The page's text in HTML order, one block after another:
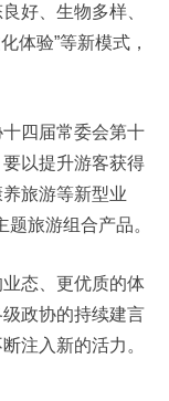
好、生物多样、
体验”等新模式，
四届常委会第十
以提升游客获得
旅游等新型业
题旅游组合产品。
态、更优质的体
政协的持续建言
注入新的活力。